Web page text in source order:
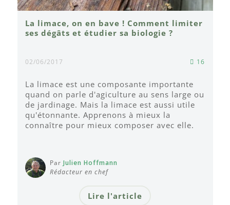
La limace, on en bave ! Comment limiter
ses dégâts et étudier sa biologie ?
02/06/2017 16
La limace est une composante importante
quand on parle d'agiculture au sens large ou
de jardinage. Mais la limace est aussi utile
qu'étonnante. Apprenons à mieux la
connaître pour mieux composer avec elle.
Par Julien Hoffmann
Rédacteur en chef
Lire l'article